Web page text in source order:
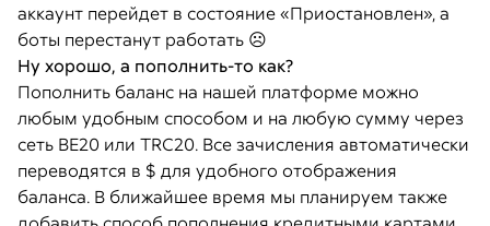
аккаунт перейдет в состояние «Приостановлен», а
боты перестанут работать ☹️
Ну хорошо, а пополнить-то как?
Пополнить баланс на нашей платформе можно
любым удобным способом и на любую сумму через
сеть BE20 или TRC20. Все зачисления автоматически
переводятся в $ для удобного отображения
баланса. В ближайшее время мы планируем также